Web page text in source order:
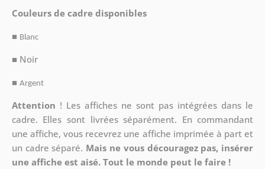
Couleurs de cadre disponibles
■ Blanc
■ Noir
■ Argent
Attention ! Les affiches ne sont pas intégrées dans le
cadre. Elles sont livrées séparément. En commandant
une affiche, vous recevrez une affiche imprimée à part et
un cadre séparé. Mais ne vous découragez pas, insérer
une affiche est aisé. Tout le monde peut le faire !